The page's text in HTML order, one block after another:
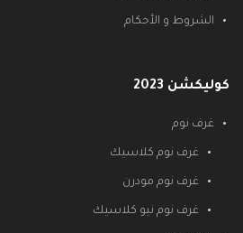
الشروط و الأحكام
كوليكشن 2023
غرف نوم
غرف نوم كلاسيك
غرف نوم مودرن
غرف نوم نيو كلاسيك